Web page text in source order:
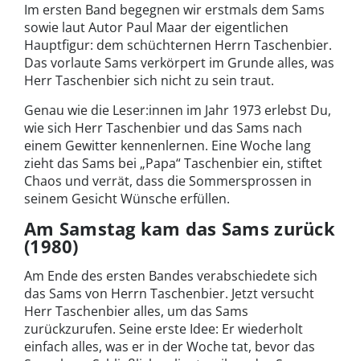
Im ersten Band begegnen wir erstmals dem Sams
sowie laut Autor Paul Maar der eigentlichen
Hauptfigur: dem schüchternen Herrn Taschenbier.
Das vorlaute Sams verkörpert im Grunde alles, was
Herr Taschenbier sich nicht zu sein traut.
Genau wie die Leser:innen im Jahr 1973 erlebst Du,
wie sich Herr Taschenbier und das Sams nach
einem Gewitter kennenlernen. Eine Woche lang
zieht das Sams bei „Papa“ Taschenbier ein, stiftet
Chaos und verrät, dass die Sommersprossen in
seinem Gesicht Wünsche erfüllen.
Am Samstag kam das Sams zurück
(1980)
Am Ende des ersten Bandes verabschiedete sich
das Sams von Herrn Taschenbier. Jetzt versucht
Herr Taschenbier alles, um das Sams
zurückzurufen. Seine erste Idee: Er wiederholt
einfach alles, was er in der Woche tat, bevor das